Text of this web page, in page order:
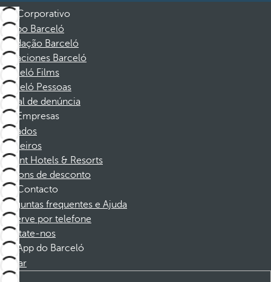
Corporativo
Grupo Barceló
Fundação Barceló
Vacaciones Barceló
Barceló Films
Barceló Pessoas
Canal de denúncia
Empresas
Afiliados
Parceiros
Dorint Hotels & Resorts
Cupons de desconto
Contacto
Perguntas frequentes e Ajuda
Reserve por telefone
Contate-nos
App do Barceló
Baixar